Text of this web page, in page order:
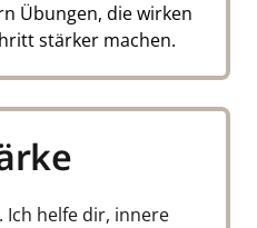
Übungen, die wirken
stärker machen.
Ich helfe dir, innere